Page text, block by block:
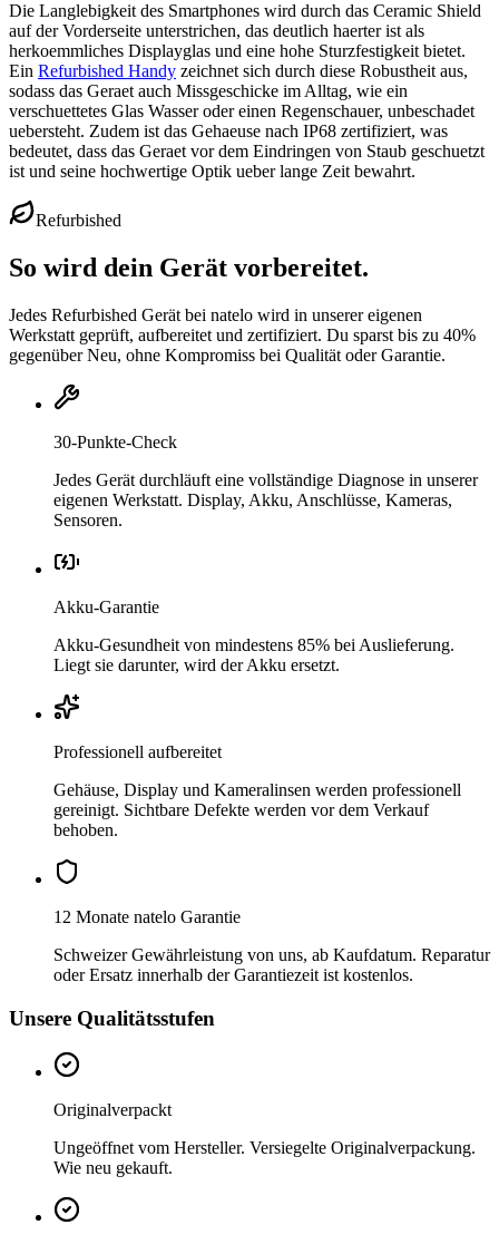
Die Langlebigkeit des Smartphones wird durch das Ceramic Shield
auf der Vorderseite unterstrichen, das deutlich haerter ist als
herkoemmliches Displayglas und eine hohe Sturzfestigkeit bietet.
Ein Refurbished Handy zeichnet sich durch diese Robustheit aus,
sodass das Geraet auch Missgeschicke im Alltag, wie ein
verschuettetes Glas Wasser oder einen Regenschauer, unbeschadet
uebersteht. Zudem ist das Gehaeuse nach IP68 zertifiziert, was
bedeutet, dass das Geraet vor dem Eindringen von Staub geschuetzt
ist und seine hochwertige Optik ueber lange Zeit bewahrt.
Refurbished
So wird dein Gerät vorbereitet.
Jedes Refurbished Gerät bei natelo wird in unserer eigenen
Werkstatt geprüft, aufbereitet und zertifiziert. Du sparst bis zu 40%
gegenüber Neu, ohne Kompromiss bei Qualität oder Garantie.
30-Punkte-Check
Jedes Gerät durchläuft eine vollständige Diagnose in unserer
eigenen Werkstatt. Display, Akku, Anschlüsse, Kameras,
Sensoren.
Akku-Garantie
Akku-Gesundheit von mindestens 85% bei Auslieferung.
Liegt sie darunter, wird der Akku ersetzt.
Professionell aufbereitet
Gehäuse, Display und Kameralinsen werden professionell
gereinigt. Sichtbare Defekte werden vor dem Verkauf
behoben.
12 Monate natelo Garantie
Schweizer Gewährleistung von uns, ab Kaufdatum. Reparatur
oder Ersatz innerhalb der Garantiezeit ist kostenlos.
Unsere Qualitätsstufen
Originalverpackt
Ungeöffnet vom Hersteller. Versiegelte Originalverpackung.
Wie neu gekauft.